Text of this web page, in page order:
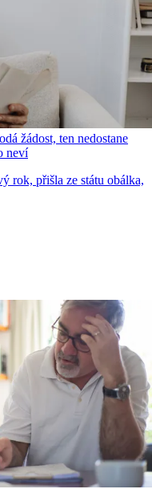
žádost, ten nedostane
neví
rok, přišla ze státu obálka,